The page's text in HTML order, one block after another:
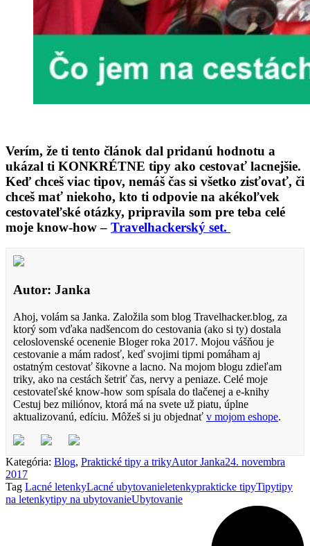
Verím, že ti tento článok dal pridanú hodnotu a
ukázal ti KONKRÉTNE tipy ako cestovať lacnejšie.
Keď chceš viac tipov, nemáš čas si všetko zisťovať, či
chceš mať niekoho, kto ti odpovie na akékoľvek
cestovateľské otázky, pripravila som pre teba celé
moje know-how – Travelhackerský set.
Autor: Janka
Ahoj, volám sa Janka. Založila som blog Travelhacker.blog, za
ktorý som vďaka nadšencom do cestovania (ako si ty) dostala
celoslovenské ocenenie Bloger roka 2017. Mojou vášňou je
cestovanie a mám radosť, keď svojimi tipmi pomáham aj
ostatným cestovať šikovne a lacno. Na mojom blogu zdieľam
triky, ako na cestách šetriť čas, nervy a peniaze. Celé moje
cestovateľské know-how som spísala do tlačenej a e-knihy
Cestuj bez miliónov, ktorá má na svete už piatu, úplne
aktualizovanú, edíciu. Môžeš si ju objednať v mojom eshope.
Kategória: Blog, Praktické tipy a trikyAutorJanka24. novembra
2017
Tag Lacné letenkyLacné ubytovanieletenkyprakticke tipyTipytipy
na letenkytipy na ubytovanieUbytovanie